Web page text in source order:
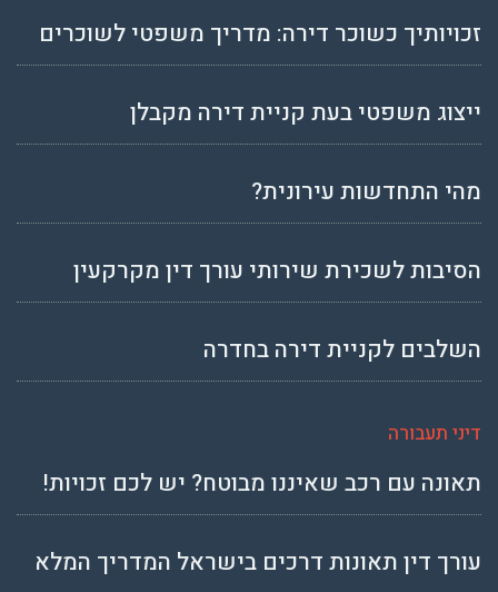
זכויותיך כשוכר דירה: מדריך משפטי לשוכרים
ייצוג משפטי בעת קניית דירה מקבלן
מהי התחדשות עירונית?
הסיבות לשכירת שירותי עורך דין מקרקעין
השלבים לקניית דירה בחדרה
דיני תעבורה
תאונה עם רכב שאיננו מבוטח? יש לכם זכויות!
עורך דין תאונות דרכים בישראל המדריך המלא